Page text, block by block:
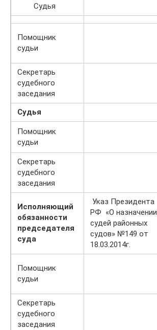
Судья
Помощник
судьи
Секретарь
судебного
заседания
Судья
Помощник
судьи
Секретарь
судебного
заседания
Исполняющий
обязанности
председателя
суда
Указ Президента
РФ «О назначении
судей районных
судов» №149 от
18.03.2014г.
Помощник
судьи
Секретарь
судебного
заседания